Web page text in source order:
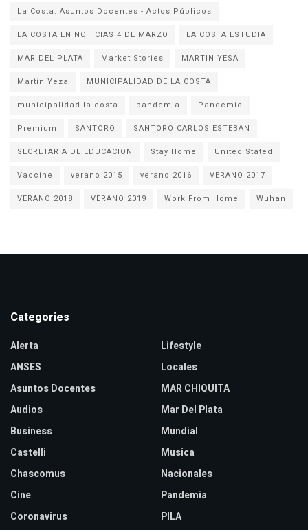
La Costa: Asuntos Docentes - Actos Públicos
LA COSTA EN NOTICIAS 4 DE MARZO
LA COSTA ESTUDIA
MAR DEL PLATA
Market Stories
MARTIN YESA
Martín Yeza
MUNICIPALIDAD DE LA COSTA
municipalidad la costa
pandemia
Pandemic
Premium
SANTORO
SANTORO CARLOS ESTEBAN
SECRETARIA DE EDUCACION
Stay Home
United Stated
Vaccine
verano 2015 verano 2016
VERANO 2017
VERANO 2018
VERANO 2019 Work From Home Wuhan
Categories
Alerta
ANSES
Asuntos Docentes
Audios
Business
Castelli
Chascomus
Cine
Coronavirus
Lifestyle
Locales
MAR CHIQUITA
Mar Del Plata
Mundial
Musica
Nacionales
Pandemia
PILA